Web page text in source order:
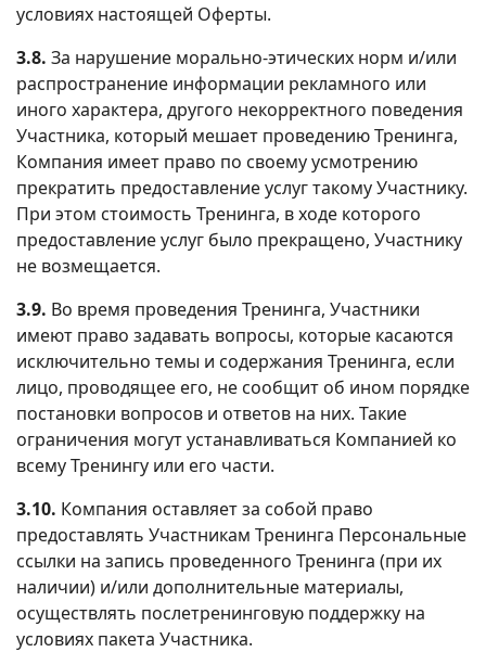
условиях настоящей Оферты.
3.8. За нарушение морально-этических норм и/или
распространение информации рекламного или
иного характера, другого некорректного поведения
Участника, который мешает проведению Тренинга,
Компания имеет право по своему усмотрению
прекратить предоставление услуг такому Участнику.
При этом стоимость Тренинга, в ходе которого
предоставление услуг было прекращено, Участнику
не возмещается.
3.9. Во время проведения Тренинга, Участники
имеют право задавать вопросы, которые касаются
исключительно темы и содержания Тренинга, если
лицо, проводящее его, не сообщит об ином порядке
постановки вопросов и ответов на них. Такие
ограничения могут устанавливаться Компанией ко
всему Тренингу или его части.
3.10. Компания оставляет за собой право
предоставлять Участникам Тренинга Персональные
ссылки на запись проведенного Тренинга (при их
наличии) и/или дополнительные материалы,
осуществлять послетренинговую поддержку на
условиях пакета Участника.